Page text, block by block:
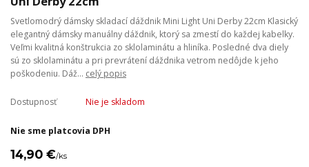
Svetlomodrý dámsky skladací dáždnik Mini Light Uni Derby 22cm Klasický
elegantný dámsky manuálny dáždnik, ktorý sa zmestí do každej kabelky.
Veľmi kvalitná konštrukcia zo sklolaminátu a hliníka. Posledné dva diely
sú zo sklolaminátu a pri prevrátení dáždnika vetrom nedôjde k jeho
poškodeniu. Dáž... celý popis
Dostupnosť Nie je skladom
Nie sme platcovia DPH
14,90 €/ks